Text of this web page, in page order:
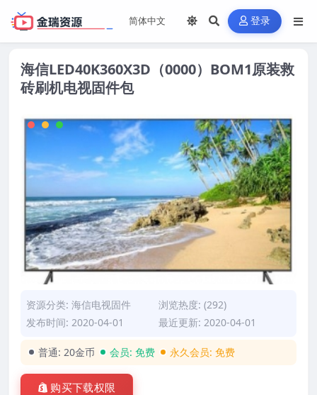
登录
海信LED40K360X3D（0000）BOM1原装救
砖刷机电视固件包
资源分类: 海信电视固件
浏览热度: (292)
发布时间: 2020-04-01
最近更新: 2020-04-01
普通: 20金币 会员: 免费 永久会员: 免费
购买下载权限